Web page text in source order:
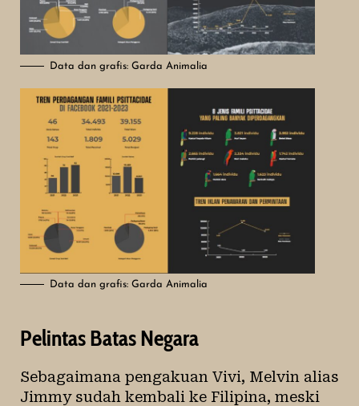
Data dan grafis: Garda Animalia
Data dan grafis: Garda Animalia
Pelintas Batas Negara
Sebagaimana pengakuan Vivi, Melvin alias
Jimmy sudah kembali ke Filipina, meski